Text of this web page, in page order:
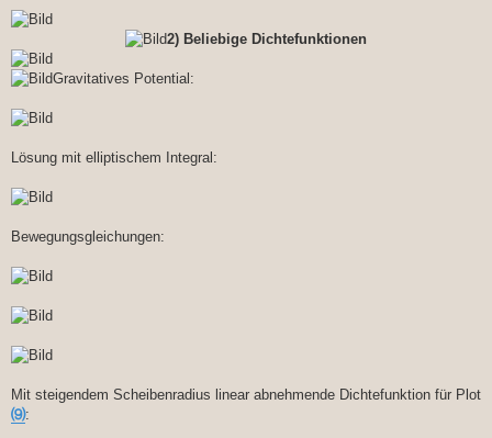
e
i
r
a
g
2) Beliebige Dichtefunktionen
Gravitatives Potential:
Lösung mit elliptischem Integral:
Bewegungsgleichungen:
Mit steigendem Scheibenradius linear abnehmende Dichtefunktion für Plot
⑼: